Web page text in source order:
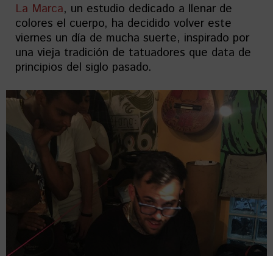
La Marca, un estudio dedicado a llenar de
colores el cuerpo, ha decidido volver este
viernes un día de mucha suerte, inspirado por
una vieja tradición de tatuadores que data de
principios del siglo pasado.